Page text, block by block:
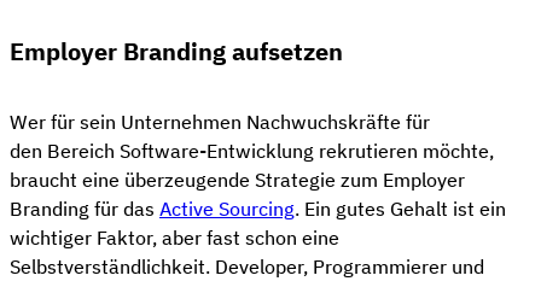
Employer Branding aufsetzen
Wer für sein Unternehmen Nachwuchskräfte für
den Bereich Software-Entwicklung rekrutieren möchte,
braucht eine überzeugende Strategie zum Employer
Branding für das Active Sourcing. Ein gutes Gehalt ist ein
wichtiger Faktor, aber fast schon eine
Selbstverständlichkeit. Developer, Programmierer und